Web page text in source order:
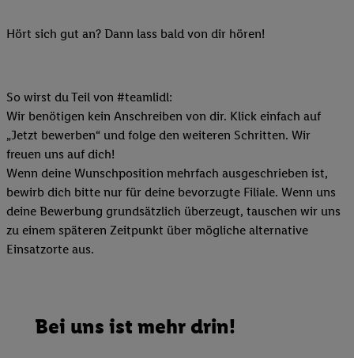
Hört sich gut an? Dann lass bald von dir hören!
So wirst du Teil von #teamlidl:
Wir benötigen kein Anschreiben von dir. Klick einfach auf
„Jetzt bewerben“ und folge den weiteren Schritten. Wir
freuen uns auf dich!
Wenn deine Wunschposition mehrfach ausgeschrieben ist,
bewirb dich bitte nur für deine bevorzugte Filiale. Wenn uns
deine Bewerbung grundsätzlich überzeugt, tauschen wir uns
zu einem späteren Zeitpunkt über mögliche alternative
Einsatzorte aus.
Bei uns ist mehr drin!